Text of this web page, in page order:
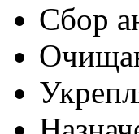
Сбор